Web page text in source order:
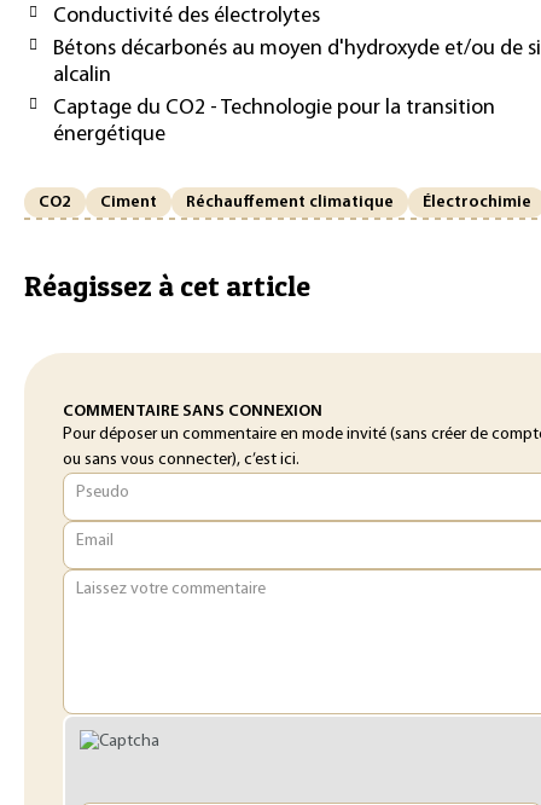
Conductivité des électrolytes
Bétons décarbonés au moyen d'hydroxyde et/ou de
alcalin
Captage du CO2 - Technologie pour la transition
énergétique
CO2 Ciment Réchauffement climatique Électrochimie
Réagissez à cet article
COMMENTAIRE SANS CONNEXION
Pour déposer un commentaire en mode invité (sans créer de
ou sans vous connecter), c’est ici.
Pseudo
Email
Laissez votre commentaire